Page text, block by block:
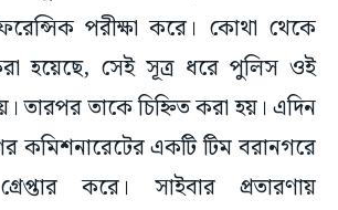
পরীক্ষা করে। কোথা থেকে
হয়েছে, সেই সূত্র ধরে পুলিস ওই
তারপর তাকে চিহ্নিত করা হয়। এদিন
কমিশনারেটের একটি টিম বরানগরে
করে। সাইবার প্রতারণায়